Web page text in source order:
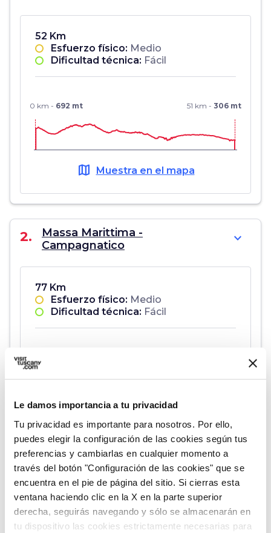
Le damos importancia a tu privacidad
Tu privacidad es importante para nosotros. Por ello,
puedes elegir la configuración de las cookies según tus
preferencias y cambiarlas en cualquier momento a
través del botón "Configuración de las cookies" que se
encuentra en el pie de página del sitio. Si cierras esta
ventana haciendo clic en la X en la parte superior
derecha, seguirás navegando y sólo se almacenarán en
tu dispositivo las cookies estrictamente necesarias para
52 Km
Esfuerzo físico: Medio
Dificultad técnica: Fácil
51 km - 306 mt
0 km - 692 mt
map Muestra en el mapa
2.
Massa Marittima -
Campagnatico
expand_more
77 Km
Esfuerzo físico: Medio
Dificultad técnica: Fácil
map Muestra en el mapa
3. Campagnatico – Santa Fiora expand_more